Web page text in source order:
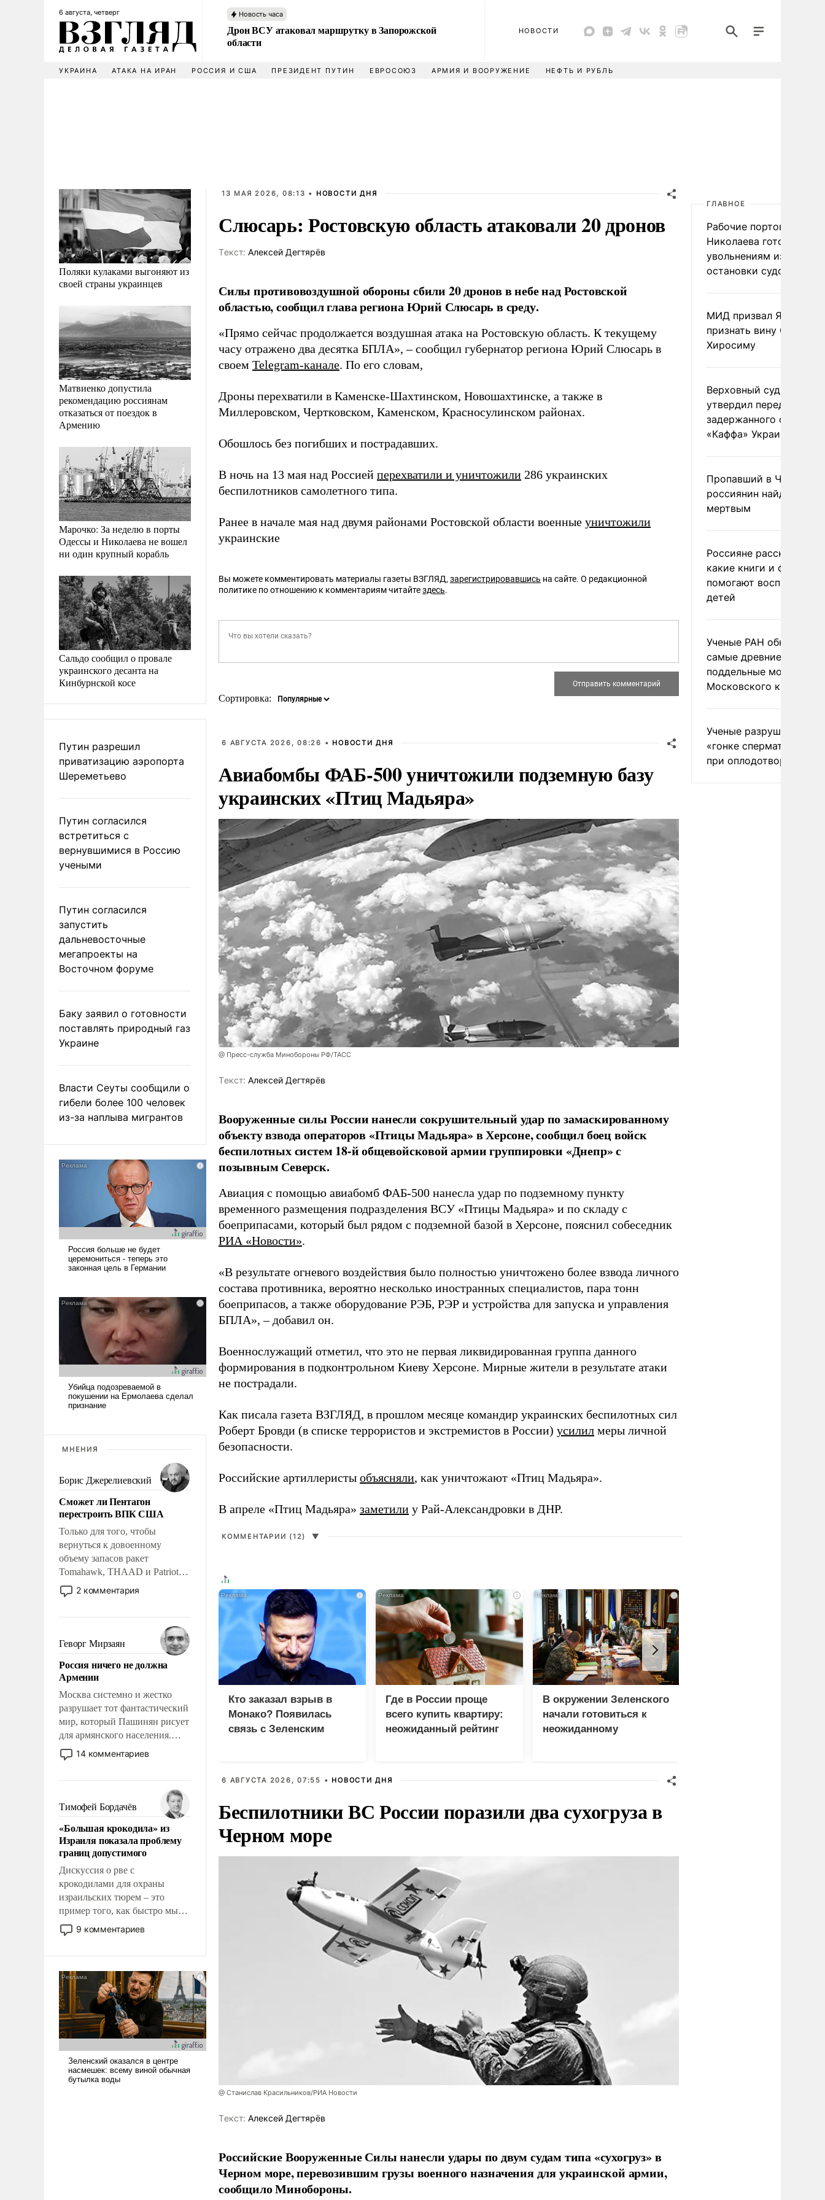
6 августа, четверг Новость часа
Дрон ВСУ атаковал маршрутку в Запорожской
области
НОВОСТИ
УКРАИНА АТАКА НА ИРАН РОССИЯ И США ПРЕЗИДЕНТ ПУТИН ЕВРОСОЮЗ АРМИЯ И ВООРУЖЕНИЕ НЕФТЬ И РУБЛЬ
Поляки кулаками выгоняют из
своей страны украинцев
Матвиенко допустила
рекомендацию россиянам
отказаться от поездок в
Армению
Марочко: За неделю в порты
Одессы и Николаева не вошел
ни один крупный корабль
Сальдо сообщил о провале
украинского десанта на
Кинбурнской косе
Путин разрешил
приватизацию аэропорта
Шереметьево
Путин согласился
встретиться с
вернувшимися в Россию
учеными
Путин согласился
запустить
дальневосточные
мегапроекты на
Восточном форуме
Баку заявил о готовности
поставлять природный газ
Украине
Власти Сеуты сообщили о
гибели более 100 человек
из-за наплыва мигрантов
МНЕНИЯ
Борис Джерелиевский
Сможет ли Пентагон
перестроить ВПК США
Только для того, чтобы
вернуться к довоенному
объему запасов ракет
Tomahawk, THAAD и Patriot
США потребуется более трех
лет. Даже небольшая война с
Сложившаяся ситуация
означает многолетний период
уязвимости США, например,
перед Китаем.
2 комментария
Геворг Мирзаян
Россия ничего не должна
Армении
Москва системно и жестко
разрушает тот фантастический
мир, который Пашинян рисует
для армянского населения.
Мир, где политические
прожекты будут безусловно
налогоплательщиков и где
Еревану за свои поступки не
нужно отвечать.
14 комментариев
Тимофей Бордачёв
«Большая крокодила» из
Израиля показала проблему
границ допустимого
Дискуссия о рве с
крокодилами для охраны
израильских тюрем – это
пример того, как быстро мы
двигаемся по пути
революционных изменений.
псевдонаучной фантастики,
стало всерьез обсуждаемой
идеей.
9 комментариев
13 МАЯ 2026, 08:13 • НОВОСТИ ДНЯ
Слюсарь: Ростовскую область атаковали 20 дронов
Tекст: Алексей Дегтярёв
Силы противовоздушной обороны сбили 20 дронов в небе над Ростовской
областью, сообщил глава региона Юрий Слюсарь в среду.
«Прямо сейчас продолжается воздушная атака на Ростовскую область. К текущему
часу отражено два десятка БПЛА», – сообщил губернатор региона Юрий Слюсарь в
своем Telegram-канале. По его словам,
Дроны перехватили в Каменске-Шахтинском, Новошахтинске, а также в
Миллеровском, Чертковском, Каменском, Красносулинском районах.
Обошлось без погибших и пострадавших.
В ночь на 13 мая над Россией перехватили и уничтожили 286 украинских
беспилотников самолетного типа.
Ранее в начале мая над двумя районами Ростовской области военные уничтожили
украинские
Вы можете комментировать материалы газеты ВЗГЛЯД, зарегистрировавшись на сайте. О редакционной
политике по отношению к комментариям читайтездесь.
Сортировка:
6 АВГУСТА 2026, 08:26 • НОВОСТИ ДНЯ
Авиабомбы ФАБ-500 уничтожили подземную базу
украинских «Птиц Мадьяра»
@ Пресс-служба Минобороны РФ/ТАСС
Tекст: Алексей Дегтярёв
Вооруженные силы России нанесли сокрушительный удар по замаскированному
объекту взвода операторов «Птицы Мадьяра» в Херсоне, сообщил боец войск
беспилотных систем 18-й общевойсковой армии группировки «Днепр» с
позывным Северск.
Авиация с помощью авиабомб ФАБ-500 нанесла удар по подземному пункту
временного размещения подразделения ВСУ «Птицы Мадьяра» и по складу с
боеприпасами, который был рядом с подземной базой в Херсоне, пояснил собеседник
РИА «Новости».
«В результате огневого воздействия было полностью уничтожено более взвода личного
состава противника, вероятно несколько иностранных специалистов, пара тонн
боеприпасов, а также оборудование РЭБ, РЭР и устройства для запуска и управления
БПЛА», – добавил он.
Военнослужащий отметил, что это не первая ликвидированная группа данного
формирования в подконтрольном Киеву Херсоне. Мирные жители в результате атаки
не пострадали.
Как писала газета ВЗГЛЯД, в прошлом месяце командир украинских беспилотных сил
Роберт Бровди (в списке террористов и экстремистов в России) усилил меры личной
безопасности.
Российские артиллеристы объясняли, как уничтожают «Птиц Мадьяра».
В апреле «Птиц Мадьяра» заметили у Рай-Александровки в ДНР.
КОММЕНТАРИИ (12) ▼
i
Кто заказал взрыв в
Монако? Появилась
связь с Зеленским
i
Где в России проще
всего купить квартиру:
неожиданный рейтинг
i
В окружении Зеленского
начали готовиться к
неожиданному
6 АВГУСТА 2026, 07:55 • НОВОСТИ ДНЯ
Беспилотники ВС России поразили два сухогруза в
Черном море
@ Станислав Красильников/РИА Новости
Tекст: Алексей Дегтярёв
Российские Вооруженные Силы нанесли удары по двум судам типа «сухогруз» в
Черном море, перевозившим грузы военного назначения для украинской армии,
сообщило Минобороны.
ГЛАВНОЕ
Рабочие портов
Николаева готовятся к
увольнениям из-за
остановки судоходства
МИД призвал Японию
признать вину США за
Хиросиму
Верховный суд Швеции
утвердил передачу
задержанного
«Каффа» Украине
Пропавший в
россиянин найден
мертвым
Россияне рассказали,
какие книги и фильмы
помогают воспитывать
детей
Ученые РАН
самые древние
поддельные монеты
Московского
Ученые разрушили миф
«гонке
при оплодотворении